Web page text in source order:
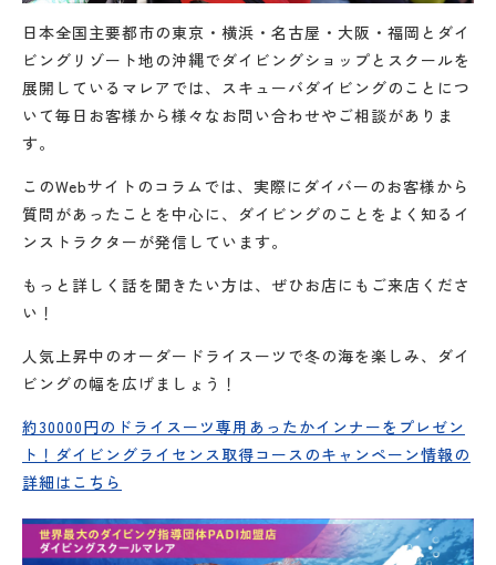
日本全国主要都市の東京・横浜・名古屋・大阪・福岡とダイ
ビングリゾート地の沖縄でダイビングショップとスクールを
展開しているマレアでは、スキューバダイビングのことにつ
いて毎日お客様から様々なお問い合わせやご相談がありま
す。
このWebサイトのコラムでは、実際にダイバーのお客様から
質問があったことを中心に、ダイビングのことをよく知るイ
ンストラクターが発信しています。
もっと詳しく話を聞きたい方は、ぜひお店にもご来店くださ
い！
人気上昇中のオーダードライスーツで冬の海を楽しみ、ダイ
ビングの幅を広げましょう！
約30000円のドライスーツ専用あったかインナーをプレゼン
ト！ダイビングライセンス取得コースのキャンペーン情報の
詳細はこちら